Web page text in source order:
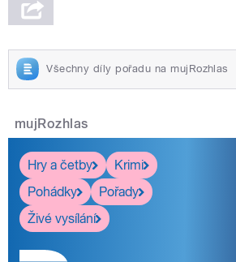
Všechny díly pořadu na mujRozhlas
mujRozhlas
Hry a četby
Krimi
Pohádky
Pořady
Živé vysílání